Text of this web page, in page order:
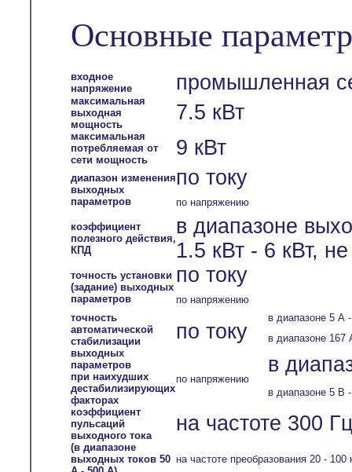
Основные
входное
напряжение
промышленная
максимальная
выходная
мощность
7.5 кВт
максимальная
потребляемая от
сети мощность
9 кВт
диапазон изменения
выходных
параметров
по току
по напряжению
коэффициент
полезного действия,
КПД
в диапазоне
1.5 кВт - 6 кВт,
точность установки
(задание) выходных
параметров
по току
по напряжению
точность
автоматической
стабилизации
выходных
параметров
при наихудших
дестабилизирующих
факторах
по току
в диапазоне 5 А
в диапазоне 167
по напряжению
в
в диапазоне 5 В
коэффициент
пульсаций
выходного тока
(в диапазоне
выходных токов 50
на частоте 300
на частоте преобразования 20 - 100